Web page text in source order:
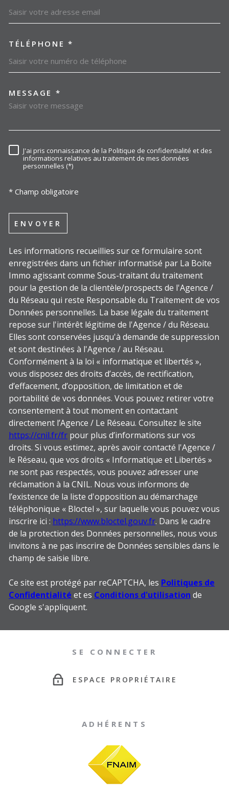
TÉLÉPHONE *
MESSAGE *
RÈGLEMENTATION
J'ai pris connaissance de la Politique de confidentialité et des
informations relatives au traitement de mes données
personnelles (*)
* Champ obligatoire
ENVOYER
Les informations recueillies sur ce formulaire sont
enregistrées dans un fichier informatisé par La Boite
Immo agissant comme Sous-traitant du traitement
pour la gestion de la clientèle/prospects de l'Agence /
du Réseau qui reste Responsable du Traitement de vos
Données personnelles. La base légale du traitement
repose sur l'intérêt légitime de l'Agence / du Réseau.
Elles sont conservées jusqu'à demande de suppression
et sont destinées à l'Agence / au Réseau.
Conformément à la loi « informatique et libertés »,
vous disposez des droits d’accès, de rectification,
d’effacement, d’opposition, de limitation et de
portabilité de vos données. Vous pouvez retirer votre
consentement à tout moment en contactant
directement l’Agence / Le Réseau. Consultez le site
https://cnil.fr/fr pour plus d’informations sur vos
droits. Si vous estimez, après avoir contacté l'Agence /
le Réseau, que vos droits « Informatique et Libertés »
ne sont pas respectés, vous pouvez adresser une
réclamation à la CNIL. Nous vous informons de
l’existence de la liste d'opposition au démarchage
téléphonique « Bloctel », sur laquelle vous pouvez vous
inscrire ici : https://www.bloctel.gouv.fr. Dans le cadre
de la protection des Données personnelles, nous vous
invitons à ne pas inscrire de Données sensibles dans le
champ de saisie libre.
Ce site est protégé par reCAPTCHA, les Politiques de
Confidentialité et es Conditions d'utilisation de
Google s'appliquent.
SE CONNECTER
ESPACE PROPRIÉTAIRE
ADHÉRENTS